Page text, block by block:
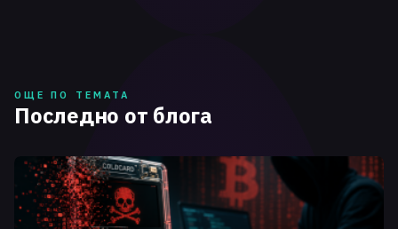
ОЩЕ ПО ТЕМАТА
Последно от блога